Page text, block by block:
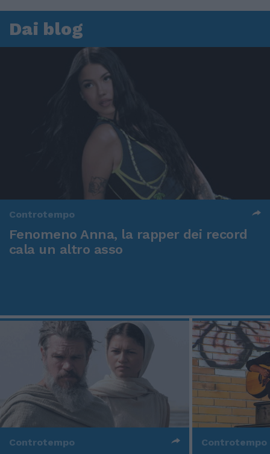
Dai blog
Controtempo
Fenomeno Anna, la rapper dei record
cala un altro asso
Controtempo Controtempo